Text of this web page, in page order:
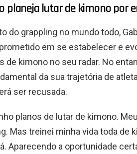
planeja lutar de kimono por
do grappling no mundo todo,
em se estabelecer e
de kimono no seu radar. No
da sua trajetória de
ser recusada.
planos de lutar de kimono.
Mas treinei minha vida toda de
Aparecendo a oportunidade